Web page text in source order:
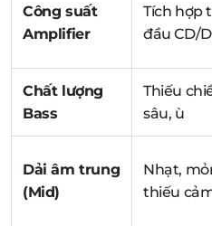
Công suất
Amplifier
Tích hợp
đầu CD/
Chất lượng
Bass
Thiếu
sâu, ù
Dải âm trung
(Mid)
Nhạt,
thiếu